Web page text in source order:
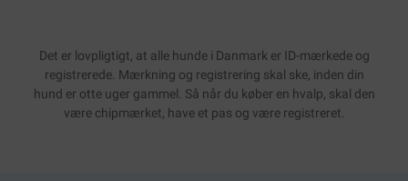
Det er lovpligtigt, at alle hunde i Danmark er ID-mærkede og
registrerede. Mærkning og registrering skal ske, inden din
hund er otte uger gammel. Så når du køber en hvalp, skal den
være chipmærket, have et pas og være registreret.